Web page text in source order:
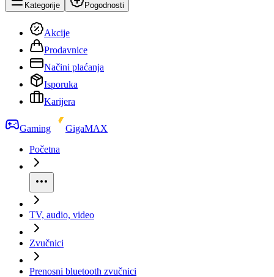
Kategorije Pogodnosti
Akcije
Prodavnice
Načini plaćanja
Isporuka
Karijera
Gaming
GigaMAX
Početna
TV, audio, video
Zvučnici
Prenosni bluetooth zvučnici